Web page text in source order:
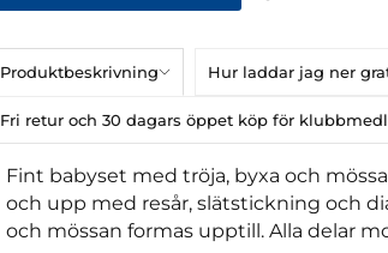
Produktbeskrivning Hur laddar jag ner
Fri retur och 30 dagars öppet köp för
Fint babyset med tröja, byxa och
och upp med resår, slätstickning och
och mössan formas upptill. Alla delar